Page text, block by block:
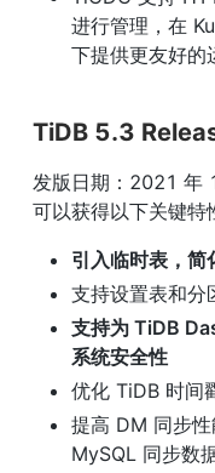
进行管理，在
下提供更友好的
TiDB 5.3
发版日期：2021 年
可以获得以下关键特
引入临时表，简
支持设置表和分
支持为 TiDB
系统安全性
优化 TiDB 时间
提高 DM 同步
MySQL 同步数